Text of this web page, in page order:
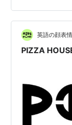
英語の顔表
PIZZA